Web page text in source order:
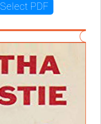
Select PDF